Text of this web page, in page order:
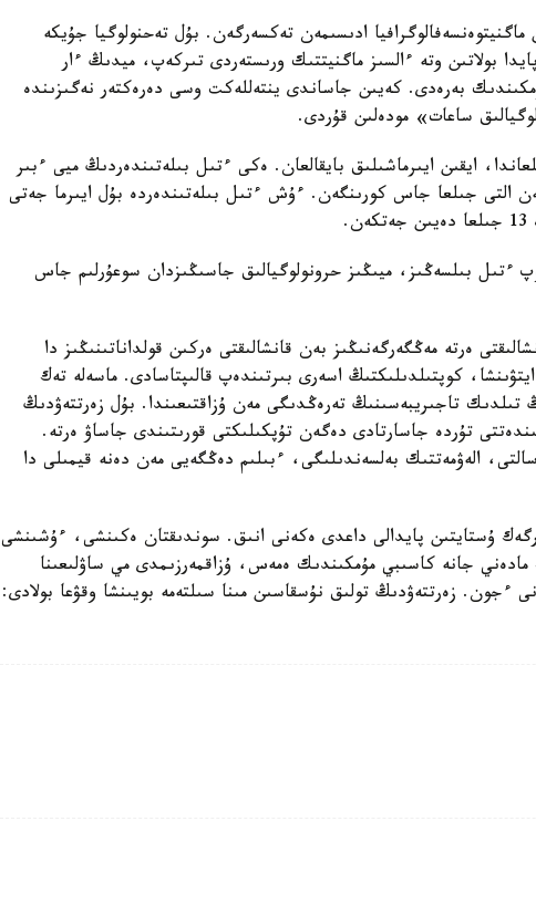
728 ادامنىڭ ميىن ماگنيتوەنسەفالوگرافيا ادىسىمەن تەكسەرگەن. بۇل تەحنولوگيا جۇيكە
بولاتىن وتە ءالسىز ماگنيتتىك ورىستەردى تىركەپ، ميدىڭ ءار
مۇمكىندىك بەرەدى. كەيىن جاساندى ينتەللەكت وسى دەرەكتەر نەگىزىندە
ساعات» مودەلىن قۇردى.
144 ادامعا قولدانىلعاندا، ايقىن ايىرماشىلىق بايقالعان. ەكى ءتىل بىلەتىندەردىڭ ميى ءبىر
التى جىلعا جاس كورىنگەن. ءۇش ءتىل بىلەتىندەردە بۇل ايىرما جەتى
ءتىل بىلسەڭىز، ميىڭىز حرونولوگيالىق جاسىڭىزدان سوعۇرلىم جاس
ەرتە مەڭگەرگەنىڭىز بەن قانشالىقتى ەركىن قولداناتىنىڭىز دا
كوپتىلدىلىكتىڭ اسەرى بىرتىندەپ قالىپتاسادى. ماسەلە تەك
تىلدىك تاجىريبەسىنىڭ تەرەڭدىگى مەن ۇزاقتىعىندا. بۇل زەرتتەۋدىڭ
تۇردە جاسارتادى دەگەن تۇپكىلىكتى قورىتىندى جاساۋ ەرتە.
الەۋمەتتىك بەلسەندىلىگى، ءبىلىم دەڭگەيى مەن دەنە قيمىلى دا
ۇستايتىن پايدالى داعدى ەكەنى انىق. سوندىقتان ەكىنشى، ءۇشىنشى
جانە كاسىبي مۇمكىندىك ەمەس، ۇزاقمەرزىمدى مي ساۋلىعىنا
ءجون. زەرتتەۋدىڭ تولىق نۇسقاسىن مىنا سىلتەمە بويىنشا وقۋعا بولادى: